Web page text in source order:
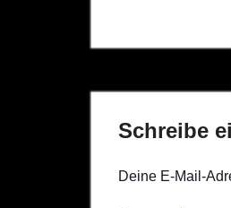
Schreibe
Deine E-Mail-